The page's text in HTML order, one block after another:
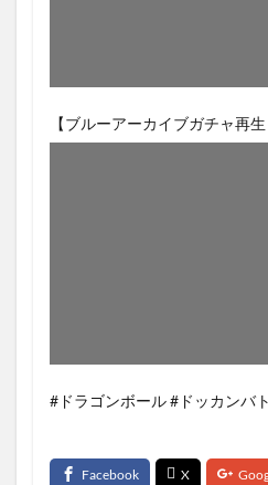
【ブルーアーカイブガチャ再
#ドラゴンボール #ドッカンバ